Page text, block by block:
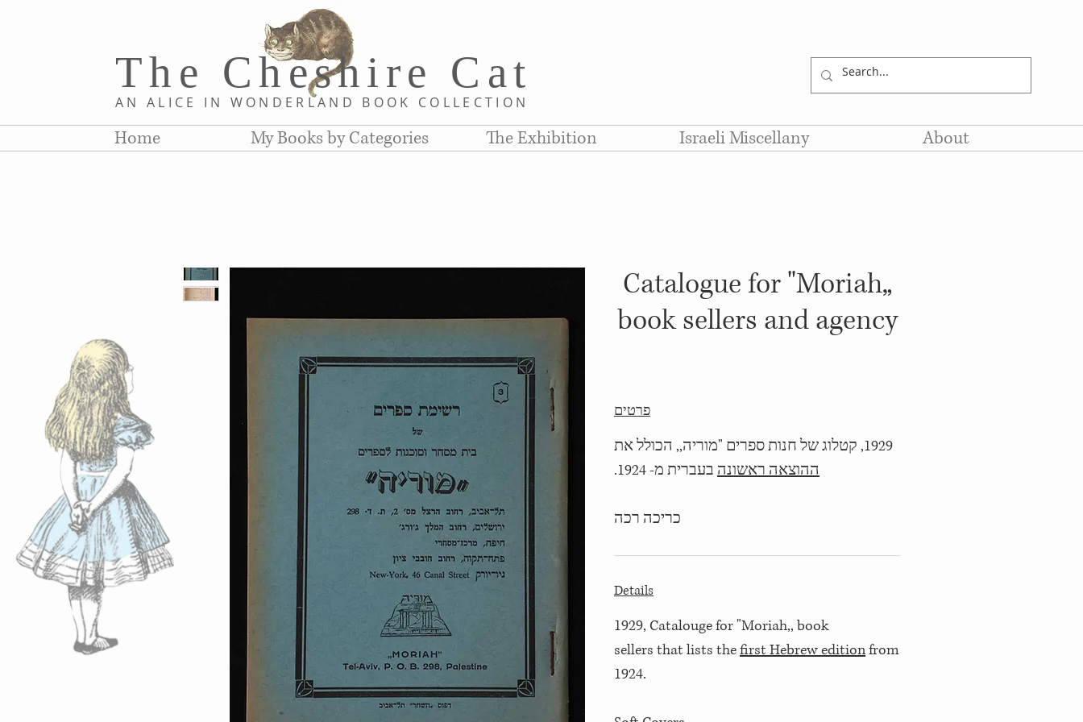
The Cheshire C at
AN ALICE IN WONDERLAND BOOK COLLE CTION
Home My Books by Categories The Exhibition Israeli Miscellany About
Catalogue for "Moriah„
book sellers and agency
פרטים
1929, קטלוג של חנות ספרים "מוריה,, הכולל את
ההוצאה ראשונה בעברית מ- 1924.
כריכה רכה
Details
1929, Catalouge for "Moriah,, book
sellers that lists thefirst Hebrew editionfrom
1924.